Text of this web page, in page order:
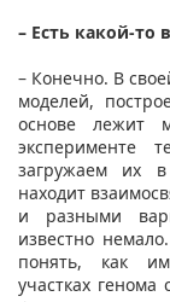
– Есть какой-то
– Конечно. В
моделей,
основе лежит
эксперименте
загружаем их
находит
и разными
известно
понять, как
участках